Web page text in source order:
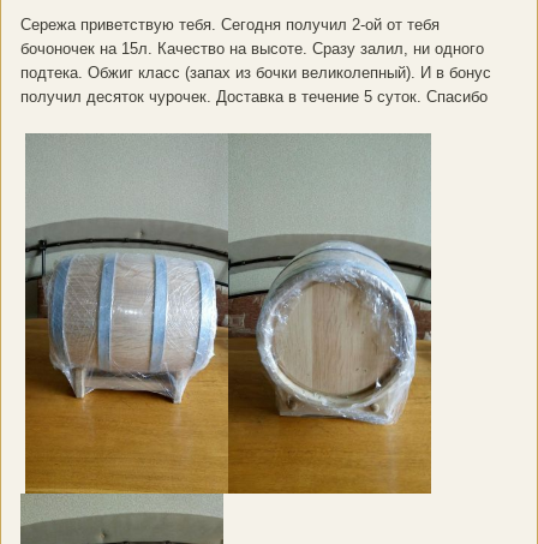
Сережа приветствую тебя. Сегодня получил 2-ой от тебя
бочоночек на 15л. Качество на высоте. Сразу залил, ни одного
подтека. Обжиг класс (запах из бочки великолепный). И в бонус
получил десяток чурочек. Доставка в течение 5 суток. Спасибо